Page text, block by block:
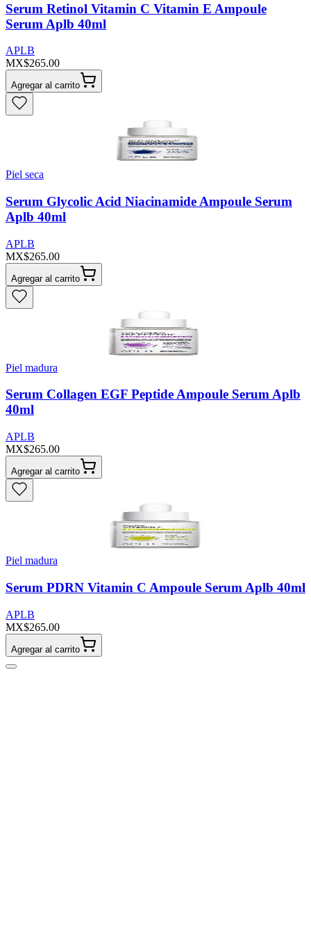
Serum Retinol Vitamin C Vitamin E Ampoule
Serum Aplb 40ml
APLB
MX$265.00
Agregar al carrito
Piel seca
Serum Glycolic Acid Niacinamide Ampoule Serum
Aplb 40ml
APLB
MX$265.00
Agregar al carrito
Piel madura
Serum Collagen EGF Peptide Ampoule Serum Aplb
40ml
APLB
MX$265.00
Agregar al carrito
Piel madura
Serum PDRN Vitamin C Ampoule Serum Aplb 40ml
APLB
MX$265.00
Agregar al carrito